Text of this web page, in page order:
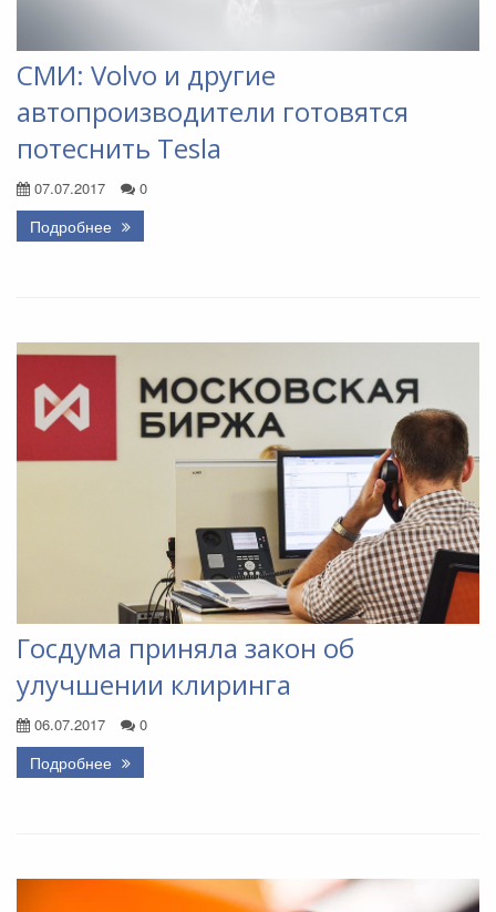
СМИ: Volvo и другие
автопроизводители готовятся
потеснить Tesla
07.07.2017 0
Подробнее
Госдума приняла закон об
улучшении клиринга
06.07.2017 0
Подробнее